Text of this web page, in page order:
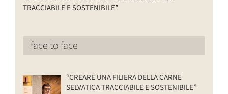
TRACCIABILE E SOSTENIBILE”
face to face
“CREARE UNA FILIERA DELLA CARNE
SELVATICA TRACCIABILE E SOSTENIBILE”